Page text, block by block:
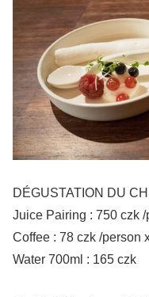
DÉGUSTATION DU
Juice Pairing : 750 czk /
Coffee : 78 czk /person
Water 700ml : 165 czk